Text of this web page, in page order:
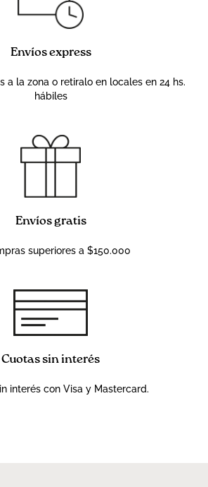
Envíos express
a la zona o retiralo en locales en 24 hs.
hábiles
Envíos gratis
superiores a $150.000
Cuotas sin interés
interés con Visa y Mastercard.